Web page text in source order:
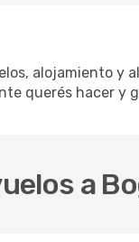
alojamiento
querés hacer y
a